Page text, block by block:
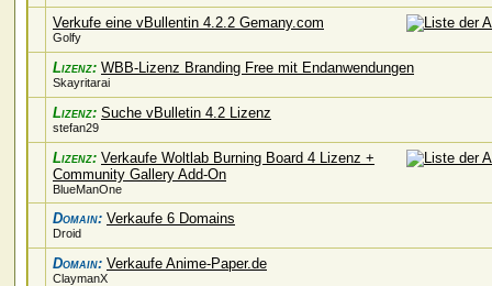
Verkufe eine vBullentin 4.2.2 Gemany.com
Golfy
Lizenz: WBB-Lizenz Branding Free mit Endanwendungen
Skayritarai
Lizenz: Suche vBulletin 4.2 Lizenz
stefan29
Lizenz: Verkaufe Woltlab Burning Board 4 Lizenz +
Community Gallery Add-On
BlueManOne
Domain: Verkaufe 6 Domains
Droid
Domain: Verkaufe Anime-Paper.de
ClaymanX